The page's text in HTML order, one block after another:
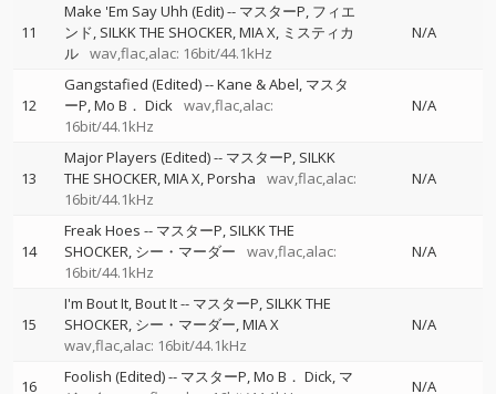
11
Make 'Em Say Uhh (Edit)-- マスターP フィエ
ンド SILKK THE SHOCKER MIA X ミスティカ
ル wav,flac,alac: 16bit/44.1kHz
N/A
12
Gangstafied (Edited)--Kane & Abel マスタ
ーP Mo B． Dick wav,flac,alac:
16bit/44.1kHz
N/A
13
Major Players (Edited)-- マスターP SILKK
THE SHOCKER MIA X Porsha
wav,flac,alac:
16bit/44.1kHz
N/A
14
Freak Hoes -- マスターP SILKK THE
SHOCKER シー・マーダー
wav,flac,alac:
16bit/44.1kHz
N/A
15
I'm Bout It, Bout It-- マスターP SILKK THE
SHOCKER シー・マーダー MIA X
wav,flac,alac: 16bit/44.1kHz
N/A
16 Foolish (Edited)-- マスターP Mo B． Dick マ
N/A